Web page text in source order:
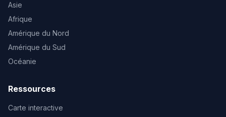
Asie
Afrique
Amérique du Nord
Amérique du Sud
Océanie
Ressources
Carte interactive